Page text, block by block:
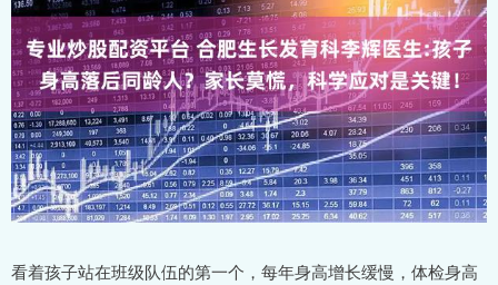
看着孩子站在班级队伍的第一个，每年身高增长缓慢，体检身高